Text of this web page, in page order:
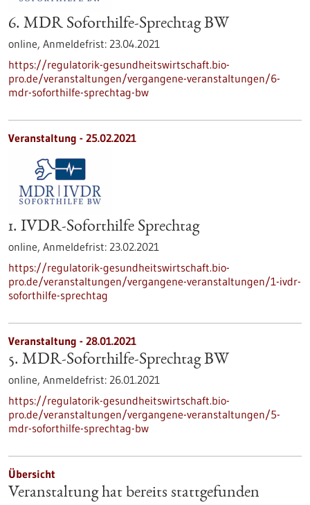
6. MDR Soforthilfe-Sprechtag BW
online, Anmeldefrist: 23.04.2021
https://regulatorik-gesundheitswirtschaft.bio-
pro.de/veranstaltungen/vergangene-veranstaltungen/6-
mdr-soforthilfe-sprechtag-bw
Veranstaltung - 25.02.2021
1. IVDR-Soforthilfe Sprechtag
online, Anmeldefrist: 23.02.2021
https://regulatorik-gesundheitswirtschaft.bio-
pro.de/veranstaltungen/vergangene-veranstaltungen/1-ivdr-
soforthilfe-sprechtag
Veranstaltung - 28.01.2021
5. MDR-Soforthilfe-Sprechtag BW
online, Anmeldefrist: 26.01.2021
https://regulatorik-gesundheitswirtschaft.bio-
pro.de/veranstaltungen/vergangene-veranstaltungen/5-
mdr-soforthilfe-sprechtag-bw
Übersicht
Veranstaltung hat bereits stattgefunden